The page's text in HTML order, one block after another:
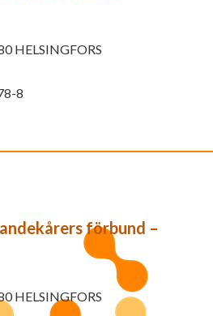
HELSINGFORS
8
förbund –
HELSINGFORS